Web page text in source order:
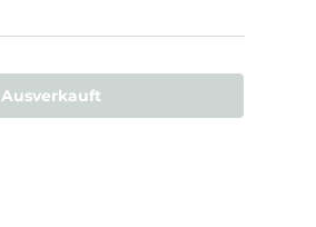
Ausverkauft